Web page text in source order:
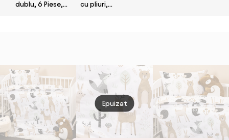
dublu, 6 Piese,
cu pliuri,
Epuizat